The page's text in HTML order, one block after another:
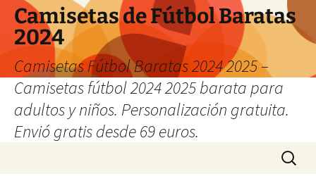
Camisetas de Fútbol Baratas
2024
Camisetas Fútbol Baratas 2024 2025 –
Camisetas fútbol 2024 2025 barata para
adultos y niños. Personalización gratuita.
Envió gratis desde 69 euros.
Buscar: